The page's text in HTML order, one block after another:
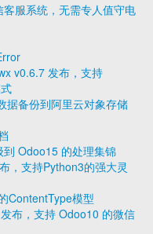
服系统，无需专人值守电
v0.6.7 发布，支持
据备份到阿里云对象存储
Odoo15 的处理集锦
，支持Python3的强大灵
ContentType模型
布，支持 Odoo10 的微信